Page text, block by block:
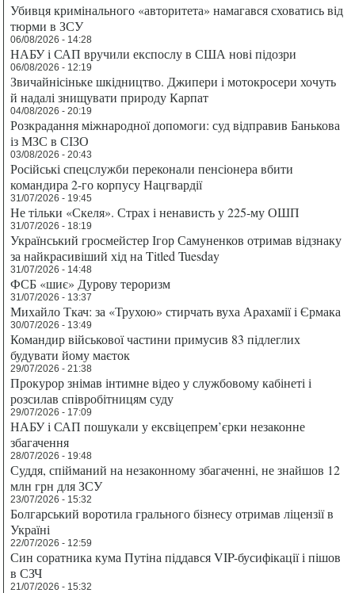
Убивця кримінального «авторитета» намагався сховатись від
тюрми в ЗСУ
06/08/2026 - 14:28
НАБУ і САП вручили експослу в США нові підозри
06/08/2026 - 12:19
Звичайнісіньке шкідництво. Джипери і мотокросери хочуть
й надалі знищувати природу Карпат
04/08/2026 - 20:19
Розкрадання міжнародної допомоги: суд відправив Банькова
із МЗС в СІЗО
03/08/2026 - 20:43
Російські спецслужби переконали пенсіонера вбити
командира 2-го корпусу Нацгвардії
31/07/2026 - 19:45
Не тільки «Скеля». Страх і ненависть у 225-му ОШП
31/07/2026 - 18:19
Український гросмейстер Ігор Самуненков отримав відзнаку
за найкрасивіший хід на Titled Tuesday
31/07/2026 - 14:48
ФСБ «шиє» Дурову тероризм
31/07/2026 - 13:37
Михайло Ткач: за «Трухою» стирчать вуха Арахамії і Єрмака
30/07/2026 - 13:49
Командир військової частини примусив 83 підлеглих
будувати йому маєток
29/07/2026 - 21:38
Прокурор знімав інтимне відео у службовому кабінеті і
розсилав співробітницям суду
29/07/2026 - 17:09
НАБУ і САП пошукали у ексвіцепрем’єрки незаконне
збагачення
28/07/2026 - 19:48
Суддя, спійманий на незаконному збагаченні, не знайшов 12
млн грн для ЗСУ
23/07/2026 - 15:32
Болгарський воротила грального бізнесу отримав ліцензії в
Україні
22/07/2026 - 12:59
Син соратника кума Путіна піддався VIP-бусифікації і пішов
в СЗЧ
21/07/2026 - 15:32